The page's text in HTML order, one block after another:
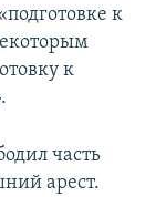
к
к
часть
арест.